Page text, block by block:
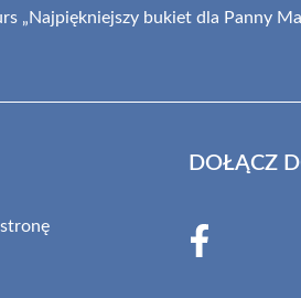
„Najpiękniejszy bukiet dla Panny
DOŁĄCZ